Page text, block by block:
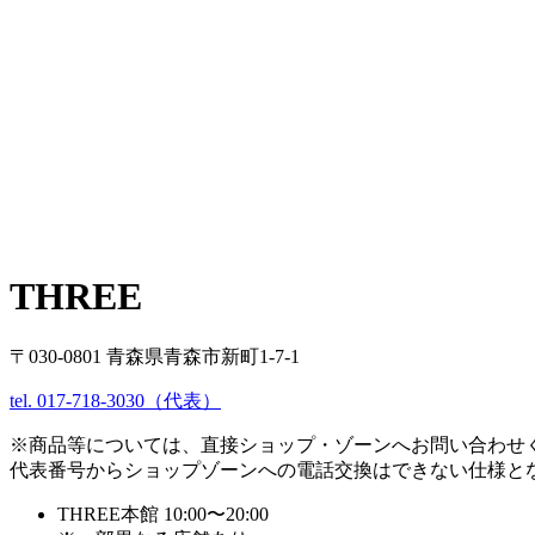
THREE
〒030-0801 青森県青森市新町1-7-1
tel. 017-718-3030（代表）
※商品等については、直接ショップ・ゾーンへお問い合わせ
代表番号からショップゾーンへの電話交換はできない仕様と
THREE本館 10:00〜20:00